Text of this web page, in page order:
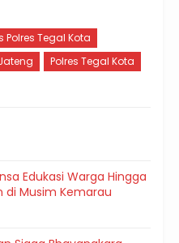
Polres Tegal Kota
Polres Tegal Kota
Edukasi Warga Hingga
di Musim Kemarau